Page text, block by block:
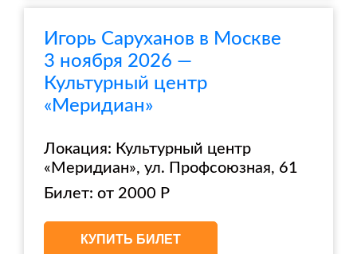
Игорь Саруханов в Москве
3 ноября 2026 —
Культурный центр
«Меридиан»
Локация: Культурный центр
«Меридиан», ул. Профсоюзная, 61
Билет: от 2000 Р
КУПИТЬ БИЛЕТ